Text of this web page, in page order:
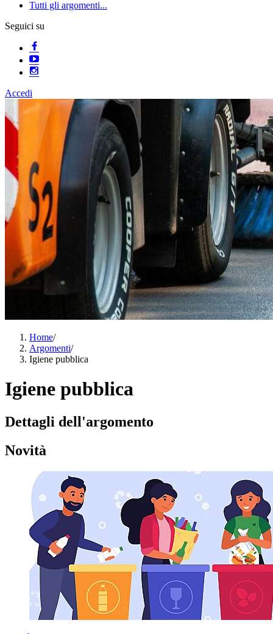
Tutti gli argomenti...
Seguici su
Accedi
Home/
Argomenti/
Igiene pubblica
Igiene pubblica
Dettagli dell'argomento
Novità